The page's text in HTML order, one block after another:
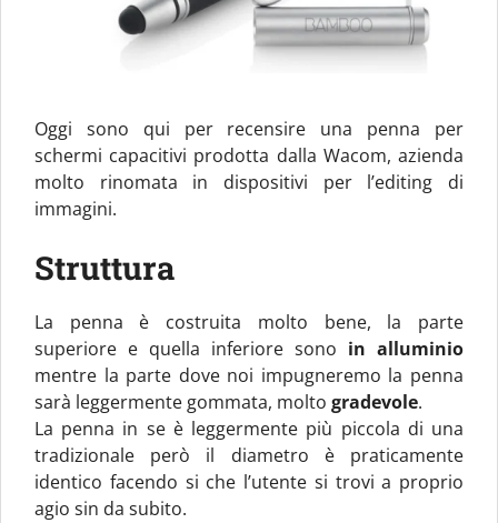
Oggi sono qui per recensire una penna per
schermi capacitivi prodotta dalla Wacom, azienda
molto rinomata in dispositivi per l’editing di
immagini.
Struttura
La penna è costruita molto bene, la parte
superiore e quella inferiore sono in alluminio
mentre la parte dove noi impugneremo la penna
sarà leggermente gommata, molto gradevole.
La penna in se è leggermente più piccola di una
tradizionale però il diametro è praticamente
identico facendo si che l’utente si trovi a proprio
agio sin da subito.